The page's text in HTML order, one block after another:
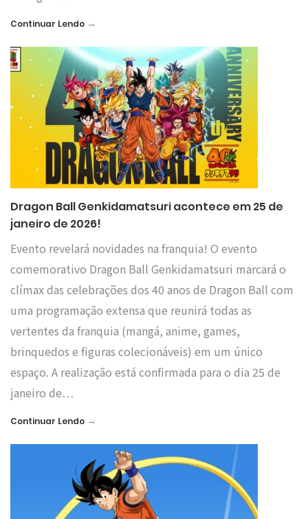
Continuar Lendo →
Dragon Ball Genkidamatsuri acontece em 25 de
janeiro de 2026!
Evento revelará novidades na franquia! O evento
comemorativo Dragon Ball Genkidamatsuri marcará o
clímax das celebrações dos 40 anos de Dragon Ball com
uma programação extensa que reunirá todas as
vertentes da franquia (mangá, anime, games,
brinquedos e figuras colecionáveis) em um único
espaço. A realização está confirmada para o dia 25 de
janeiro de…
Continuar Lendo →